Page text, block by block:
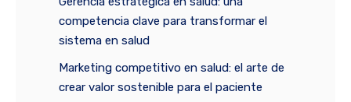
competencia clave para transformar el
sistema en salud
Marketing competitivo en salud: el arte de
crear valor sostenible para el paciente